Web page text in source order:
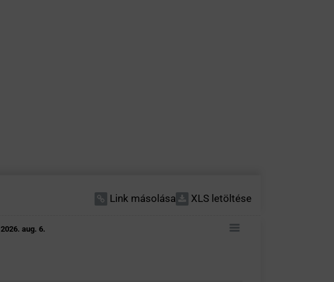
Link másolása XLS letöltése
2026. aug. 6.